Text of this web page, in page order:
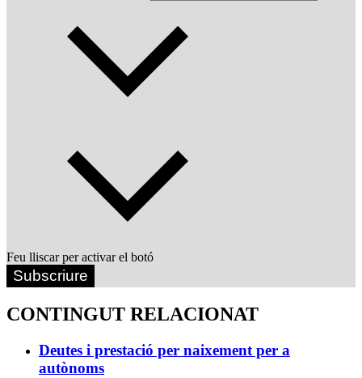
Feu lliscar per activar el botó
Subscriure
CONTINGUT RELACIONAT
Deutes i prestació per naixement per a
autònoms